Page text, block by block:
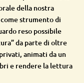
della nostra
strumento di
reso possibile
da parte di oltre
animati da un
e rendere la lettura